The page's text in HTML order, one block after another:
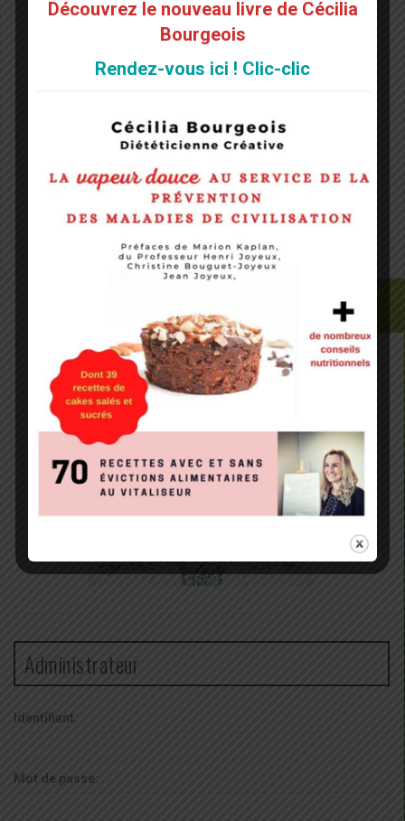
also subscribewithout commenting.
Administrateur
Identifiant:
Mot de passe:
Découvrez le nouveau livre de Cécilia
Bourgeois
Rendez-vous ici ! Clic-clic